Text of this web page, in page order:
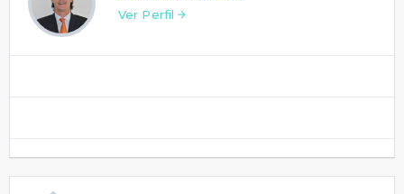
Ver Perfil